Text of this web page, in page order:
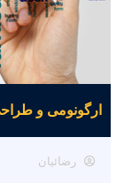
ارگونومی و طراحی
رضائیان